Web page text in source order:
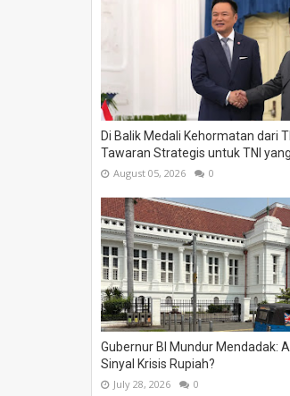
Di Balik Medali Kehormatan dari
Tawaran Strategis untuk TNI
August 05, 2026 0
Gubernur BI Mundur Mendadak:
Sinyal Krisis Rupiah?
July 28, 2026 0